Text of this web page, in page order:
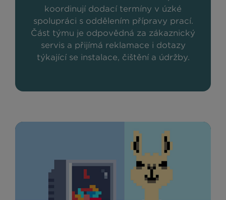
koordinují dodací termíny v úzké
spolupráci s oddělením přípravy prací.
Část týmu je odpovědná za zákaznický
servis a přijímá reklamace i dotazy
týkající se instalace, čištění a údržby.